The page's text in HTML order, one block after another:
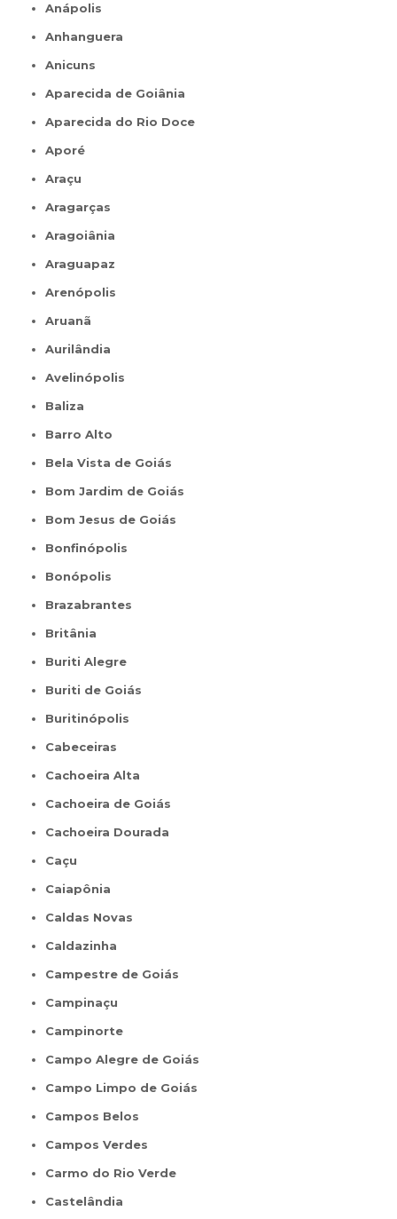
Anápolis
Anhanguera
Anicuns
Aparecida de Goiânia
Aparecida do Rio Doce
Aporé
Araçu
Aragarças
Aragoiânia
Araguapaz
Arenópolis
Aruanã
Aurilândia
Avelinópolis
Baliza
Barro Alto
Bela Vista de Goiás
Bom Jardim de Goiás
Bom Jesus de Goiás
Bonfinópolis
Bonópolis
Brazabrantes
Britânia
Buriti Alegre
Buriti de Goiás
Buritinópolis
Cabeceiras
Cachoeira Alta
Cachoeira de Goiás
Cachoeira Dourada
Caçu
Caiapônia
Caldas Novas
Caldazinha
Campestre de Goiás
Campinaçu
Campinorte
Campo Alegre de Goiás
Campo Limpo de Goiás
Campos Belos
Campos Verdes
Carmo do Rio Verde
Castelândia